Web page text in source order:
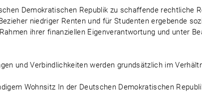
Demokratischen Republik zu schaffende rechtliche
niedriger Renten und für Studenten ergebende
ihrer finanziellen Eigenverantwortung und unter
und Verbindlichkeiten werden grundsätzlich im
Wohnsitz In der Deutschen Demokratischen